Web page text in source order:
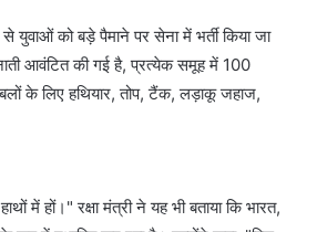
को बड़े पैमाने पर सेना में भर्ती किया जा
आवंटित की गई है, प्रत्येक समूह में 100
बलों के लिए हथियार, तोप, टैंक, लड़ाकू जहाज,
में हों।" रक्षा मंत्री ने यह भी बताया कि भारत,